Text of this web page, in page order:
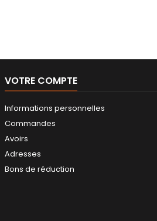
VOTRE COMPTE
Informations personnelles
Commandes
Avoirs
Adresses
Bons de réduction